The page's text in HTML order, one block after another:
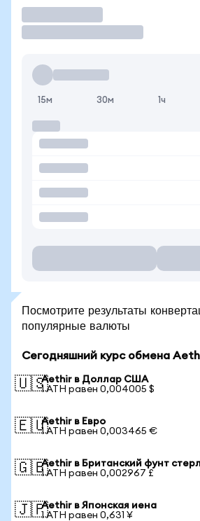
15м 30м 1ч
Посмотрите результаты
популярные валюты
Сегодняшний курс обмена
🇺🇸Aethir в Доллар США
1 ATH равен 0,004005 $
🇪🇺Aethir в Евро
1 ATH равен 0,003465 €
🇬🇧Aethir в Британский фунт
1 ATH равен 0,002967 £
🇯🇵Aethir в Японская иена
1 ATH равен 0,631 ¥